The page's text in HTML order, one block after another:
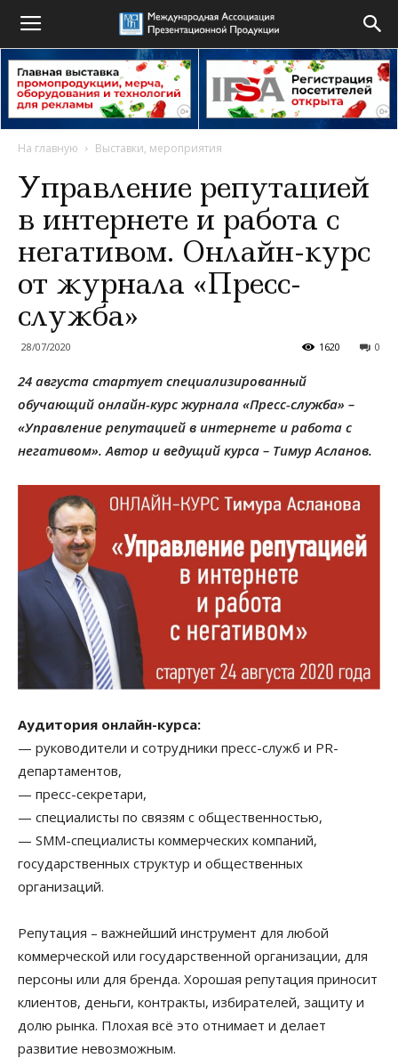
На главную Выставки, мероприятия
Управление репутацией
в интернете и работа с
негативом. Онлайн-курс
от журнала «Пресс-
служба»
28/07/2020 0
1620
24 августа стартует специализированный
обучающий онлайн-курс журнала «Пресс-служба» –
«Управление репутацией в интернете и работа с
негативом».Автор и ведущий курса – Тимур Асланов.
Аудитория онлайн-курса:
— руководители и сотрудники пресс-служб и PR-
департаментов,
— пресс-секретари,
— специалисты по связям с общественностью,
— SMM-специалисты коммерческих компаний,
государственных структур и общественных
организаций.
Репутация – важнейший инструмент для любой
коммерческой или государственной организации, для
персоны или для бренда. Хорошая репутация приносит
клиентов, деньги, контракты, избирателей, защиту и
долю рынка. Плохая всё это отнимает и делает
развитие невозможным.